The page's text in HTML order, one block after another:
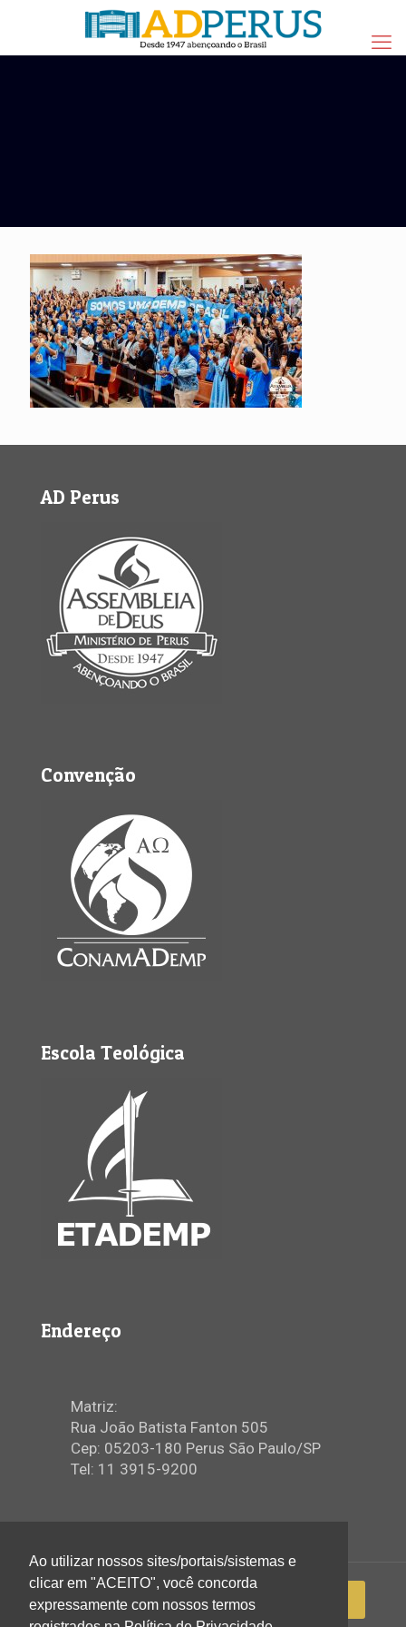
AD Perus
Convenção
Escola Teológica
Endereço
Matriz:
Rua João Batista Fanton 505
Cep: 05203-180 Perus São Paulo/SP
Tel: 11 3915-9200
Ao utilizar nossos sites/portais/sistemas e
clicar em "ACEITO", você concorda
expressamente com nossos termos